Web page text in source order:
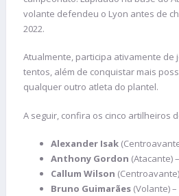
volante defendeu o Lyon antes de
2022.
Atualmente, participa ativamente de
tentos, além de conquistar mais
qualquer outro atleta do plantel.
A seguir, confira os cinco artilheiros
Alexander Isak
Anthony Gordon (Atacante)
Callum Wilson
Bruno Guimarães (Volante) –